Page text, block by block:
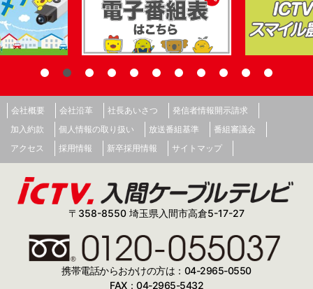
会社概要 会社沿革 社長あいさつ
発信者情報開示請求
加入約款
個人情報の取り扱い 放送番組基準
番組審議会
アクセス
採用情報 新卒採用情報 サイトマップ
〒358-8550 埼玉県入間市高倉5-17-27
携帯電話からおかけの方は：04-2965-0550
FAX：04-2965-5432